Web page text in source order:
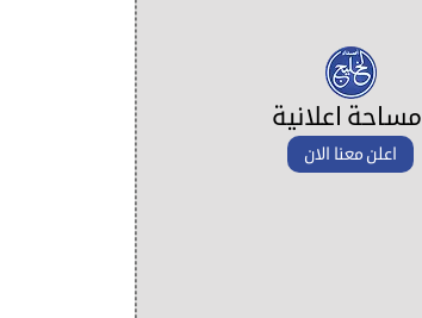
مساحة اعلانية
اعلن معنا الان